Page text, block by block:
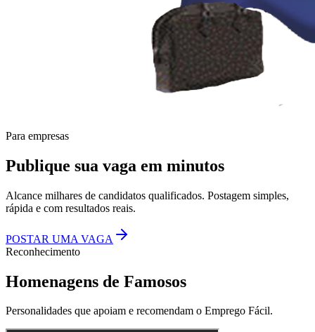
Para empresas
Publique sua vaga em minutos
Alcance milhares de candidatos qualificados. Postagem simples,
rápida e com resultados reais.
POSTAR UMA VAGA
Reconhecimento
Homenagens de Famosos
Personalidades que apoiam e recomendam o Emprego Fácil.